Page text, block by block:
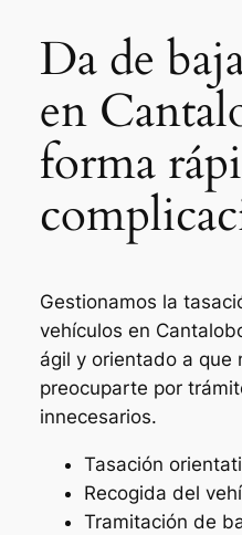
Da de
en
forma
Gestionamos la
vehículos en
ágil y orientado a que
preocuparte por
innecesarios.
Tasación
Recogida del
Tramitación de